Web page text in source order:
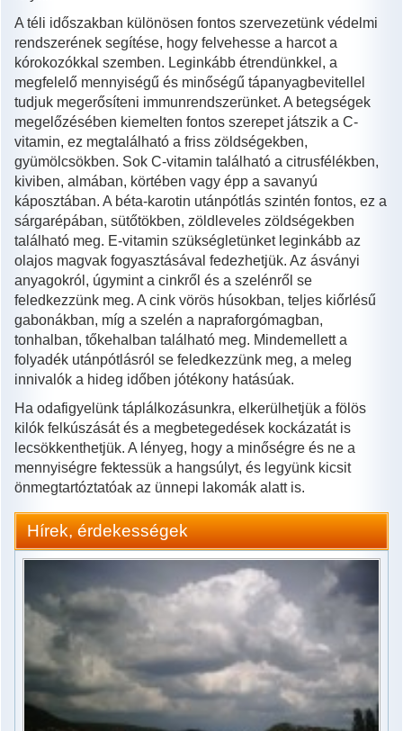
A téli időszakban különösen fontos szervezetünk védelmi
rendszerének segítése, hogy felvehesse a harcot a
kórokozókkal szemben. Leginkább étrendünkkel, a
megfelelő mennyiségű és minőségű tápanyagbevitellel
tudjuk megerősíteni immunrendszerünket. A betegségek
megelőzésében kiemelten fontos szerepet játszik a C-
vitamin, ez megtalálható a friss zöldségekben,
gyümölcsökben. Sok C-vitamin található a citrusfélékben,
kiviben, almában, körtében vagy épp a savanyú
káposztában. A béta-karotin utánpótlás szintén fontos, ez a
sárgarépában, sütőtökben, zöldleveles zöldségekben
található meg. E-vitamin szükségletünket leginkább az
olajos magvak fogyasztásával fedezhetjük. Az ásványi
anyagokról, úgymint a cinkről és a szelénről se
feledkezzünk meg. A cink vörös húsokban, teljes kiőrlésű
gabonákban, míg a szelén a napraforgómagban,
tonhalban, tőkehalban található meg. Mindemellett a
folyadék utánpótlásról se feledkezzünk meg, a meleg
innivalók a hideg időben jótékony hatásúak.
Ha odafigyelünk táplálkozásunkra, elkerülhetjük a fölös
kilók felkúszását és a megbetegedések kockázatát is
lecsökkenthetjük. A lényeg, hogy a minőségre és ne a
mennyiségre fektessük a hangsúlyt, és legyünk kicsit
önmegtartóztatóak az ünnepi lakomák alatt is.
Hírek, érdekességek